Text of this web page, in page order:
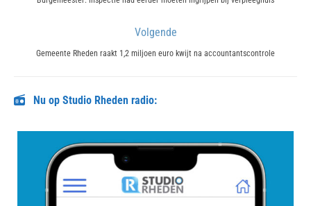
Volgende
Next
Gemeente Rheden raakt 1,2 miljoen euro kwijt na accountantscontrole
Nu op Studio Rheden radio: